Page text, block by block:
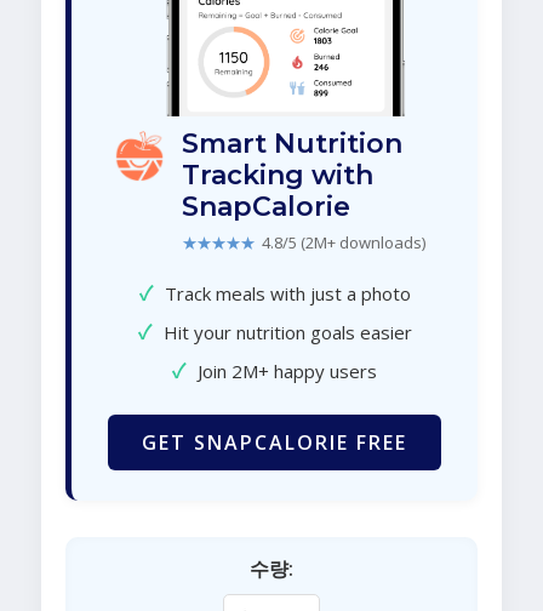
Smart Nutrition
Tracking with
SnapCalorie
★★★★★ 4.8/5 (2M+ downloads)
✓ Track meals with just a photo
✓ Hit your nutrition goals easier
✓ Join 2M+ happy users
GET SNAPCALORIE FREE
수량: